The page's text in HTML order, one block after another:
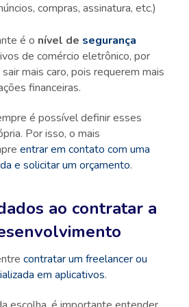
compras, assinatura, etc.)
é o nível de segurança
de comércio eletrônico, por
mais caro, pois requerem mais
financeiras.
é possível definir esses
Por isso, o mais
entrar em contato com uma
e solicitar um orçamento.
ao contratar a
contratar um freelancer ou
em aplicativos.